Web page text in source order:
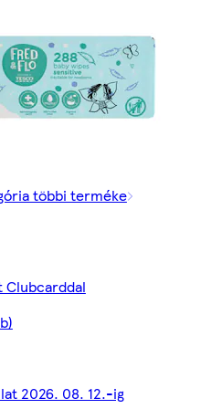
többi terméke
Clubcarddal
2026. 08. 12.-ig